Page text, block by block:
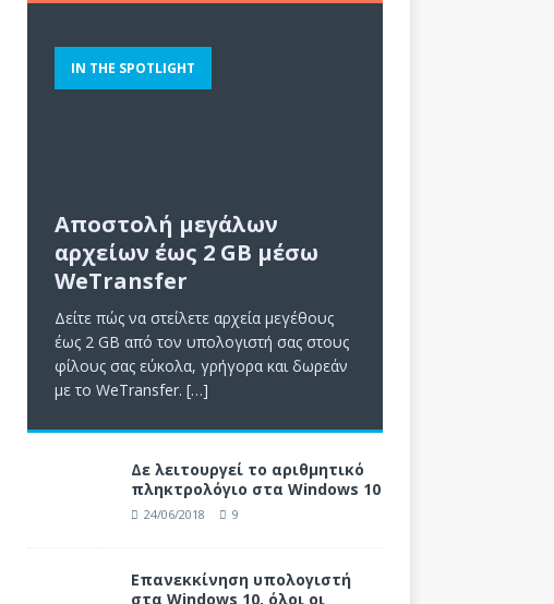
IN THE SPOTLIGHT
Αποστολή μεγάλων
αρχείων έως 2 GB μέσω
WeTransfer
Δείτε πώς να στείλετε αρχεία μεγέθους
έως 2 GB από τον υπολογιστή σας στους
φίλους σας εύκολα, γρήγορα και δωρεάν
με το WeTransfer. […]
Δε λειτουργεί το αριθμητικό
πληκτρολόγιο στα Windows 10
24/06/2018 9
Επανεκκίνηση υπολογιστή
στα Windows 10, όλοι οι